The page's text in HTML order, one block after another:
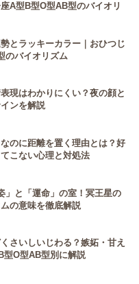
A型B型O型AB型のバイオリ
とラッキーカラー｜おひつじ
のバイオリズム
現はわかりにくい？夜の顔と
ンを解説
のに距離を置く理由とは？好
こない心理と対処法
」と「運命」の室！冥王星の
の意味を徹底解説
さいしいじわる？嫉妬・甘え
型O型AB型別に解説